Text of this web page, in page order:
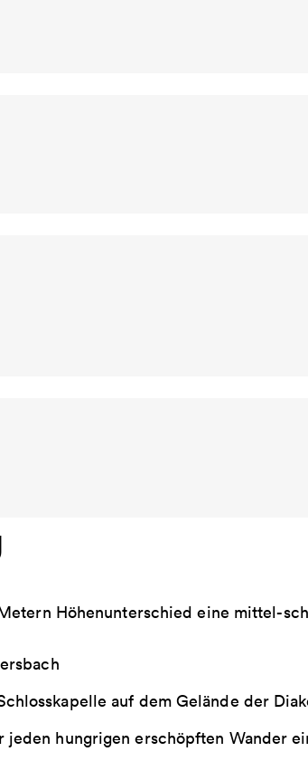
Höhenunterschied eine mittel-
auf dem Gelände der
jeden hungrigen erschöpften Wander